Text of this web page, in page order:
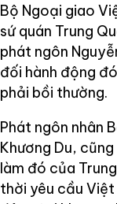
Bộ Ngoại giao
sứ quán Trung
phát ngôn
đối hành động
phải bồi thường.
Phát ngôn nhân
Khương Du,
làm đó của
thời yêu cầu